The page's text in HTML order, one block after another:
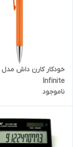
Infinite
ناموجود